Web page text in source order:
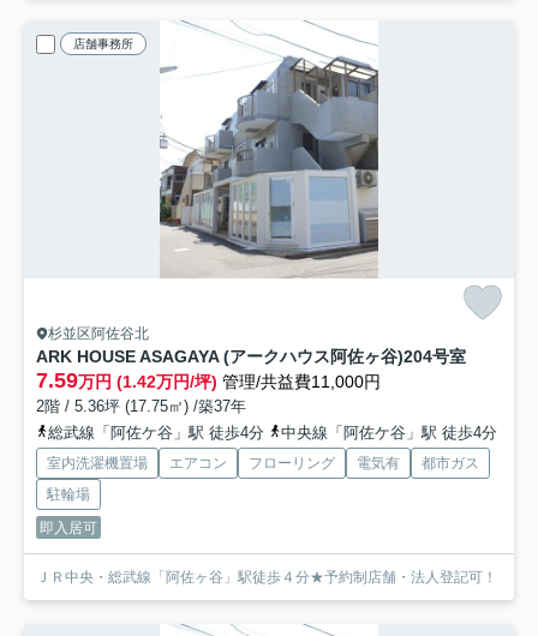
店舗事務所
杉並区阿佐谷北
ARK HOUSE ASAGAYA (アークハウス阿佐ヶ谷)204号室
7.59万円 (1.42万円/坪) 管理/共益費11,000円
2階 / 5.36坪 (17.75㎡) /築37年
総武線「阿佐ケ谷」駅 徒歩4分
中央線「阿佐ケ谷」駅 徒歩4分
室内洗濯機置場 エアコン フローリング 電気有
都市ガス
駐輪場
即入居可
ＪＲ中央・総武線「阿佐ヶ谷」駅徒歩４分★予約制店舗・法人登記可！